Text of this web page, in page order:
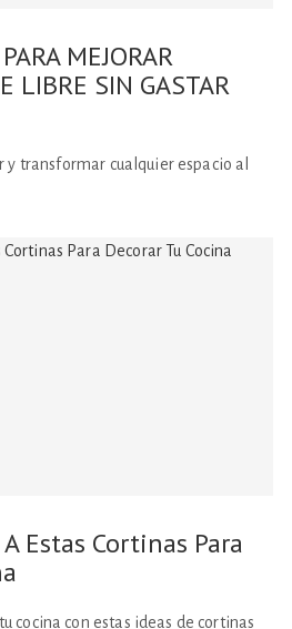
MEJORAR
LIBRE SIN GASTAR
transformar cualquier espacio al
Estas Cortinas Para
cocina con estas ideas de cortinas